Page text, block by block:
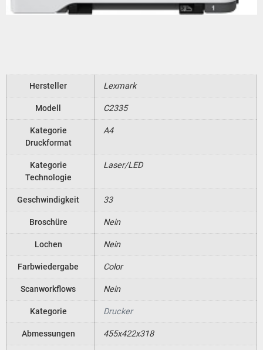
Hersteller Lexmark
Modell C2335
Kategorie
Druckformat
A4
Kategorie
Technologie
Laser/LED
Geschwindigkeit 33
Broschüre Nein
Lochen Nein
Farbwiedergabe Color
Scanworkflows Nein
Kategorie Drucker
Abmessungen 455x422x318